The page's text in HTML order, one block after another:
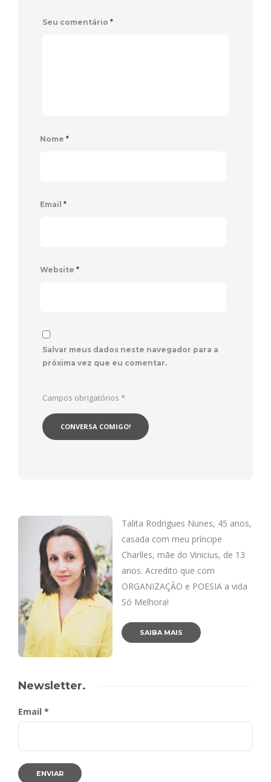
Seu comentário *
Nome *
Email *
Website *
Salvar meus dados neste navegador para a
próxima vez que eu comentar.
Campos obrigatórios *
Talita Rodrigues Nunes, 45 anos,
casada com meu príncipe
Charlles, mãe do Vinicius, de 13
anos. Acredito que com
ORGANIZAÇÃO e POESIA a vida
Só Melhora!
SAIBA MAIS
Newsletter.
Email *